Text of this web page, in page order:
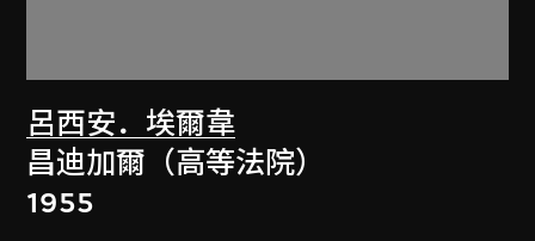
呂西安．埃爾韋
昌迪加爾（高等法院）
1955